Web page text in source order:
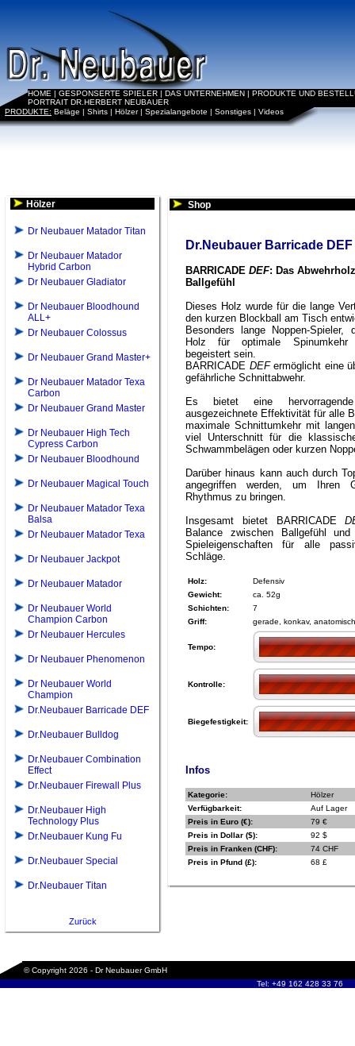
HOME | GESPONSERTE SPIELER | DAS UNTERNEHMEN | PRODUKTE UND
PORTRAIT DR.HERBERT NEUBAUER
PRODUKTE: Beläge | Shirts | Hölzer| Spezialangebote | Sonstiges | Videos
Hölzer
Dr Neubauer Matador Titan
Dr Neubauer Matador
Hybrid Carbon
Dr Neubauer Gladiator
Dr Neubauer Bloodhound
ALL+
Dr Neubauer Colossus
Dr Neubauer Grand Master+
Dr Neubauer Matador Texa
Carbon
Dr Neubauer Grand Master
Dr Neubauer High Tech
Cypress Carbon
Dr Neubauer Bloodhound
Dr Neubauer Magical Touch
Dr Neubauer Matador Texa
Balsa
Dr Neubauer Matador Texa
Dr Neubauer Jackpot
Dr Neubauer Matador
Dr Neubauer World
Champion Carbon
Dr Neubauer Hercules
Dr Neubauer Phenomenon
Dr Neubauer World
Champion
Dr.Neubauer Barricade DEF
Dr.Neubauer Bulldog
Dr.Neubauer Combination
Effect
Dr.Neubauer Firewall Plus
Dr.Neubauer High
Technology Plus
Dr.Neubauer Kung Fu
Dr.Neubauer Special
Dr.Neubauer Titan
Zurück
Shop
Dr.Neubauer Barricade DEF
BARRICADE DEF: Das
Ballgefühl
Dieses Holz wurde für die lange
den kurzen Blockball am Tisch
Besonders lange Noppen-Spieler,
Holz für optimale Spinumkehr
begeistert sein.
BARRICADE DEFermöglicht eine
gefährliche Schnittabwehr.
Es bietet eine
ausgezeichnete Effektivität für alle
maximale Schnittumkehr mit
viel Unterschnitt für die
Schwammbelägen oder kurzen
Darüber hinaus kann auch durch
angegriffen werden, um Ihren
Rhythmus zu bringen.
Insgesamt bietet BARRICADE
Balance zwischen Ballgefühl und
Spieleigenschaften für alle
Schläge.
Holz:
Defensiv
Gewicht:
ca. 52g
Schichten:
7
Griff:
gerade, konkav, anatomisch
Tempo:
Kontrolle:
Biegefestigkeit:
Infos
Kategorie:
Hölzer
Verfügbarkeit:
Auf Lager
Preis in Euro (€):
79 €
Preis in Dollar ($):
92 $
Preis in Franken (CHF):
74 CHF
Preis in Pfund (£):
68 £
© Copyright 2026 - Dr Neubauer GmbH
Tel: +49 162 428 33 76